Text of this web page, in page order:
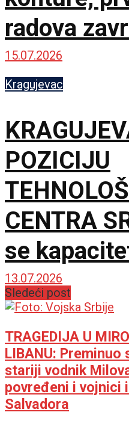
radova
odsto
15.07.2026
Kragujevac
POZICIJU
CENTRA
se
centra,
investicije
13.07.2026
Sledeći post
TRAGEDIJA U
LIBANU:
stariji vodnik
povređeni i vojnici
Salvadora